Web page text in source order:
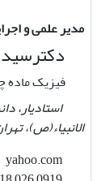
مدیر علمی و
فیزیک ماده
استادیار،
الانبیاء(ص)،
yahoo.com